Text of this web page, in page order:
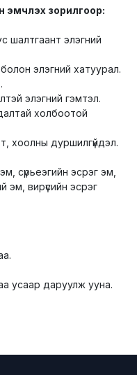
эмчлэх зорилгоор:
шалтгаант элэгний
элэгний хатуурал.
элэгний гэмтэл.
холбоотой
хоолны дуршилгүйдэл.
сүрьеэгийн эсрэг эм,
эм, вирүсийн эсрэг
усаар даруулж ууна.